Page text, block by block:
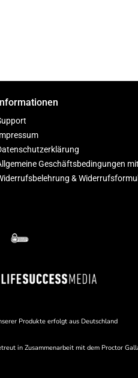
Geschäftsbedingungen
&
Produkte erfolgt aus Deutschland
in Zusammenarbeit mit dem Proctor